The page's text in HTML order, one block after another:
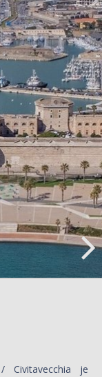
/ Civitavecchia je